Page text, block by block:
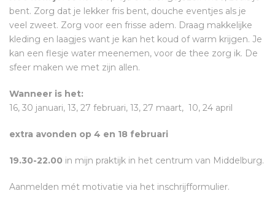
bent. Zorg dat je lekker fris bent, douche eventjes als je
veel zweet. Zorg voor een frisse adem. Draag makkelijke
kleding en laagjes want je kan het koud of warm krijgen. Je
kan een flesje water meenemen, voor de thee zorg ik. De
sfeer maken we met zijn allen.
Wanneer is het:
16, 30 januari, 13, 27 februari, 13, 27 maart, 10, 24 april
extra avonden op 4 en 18 februari
19.30-22.00 in mijn praktijk in het centrum van Middelburg.
Aanmelden mét motivatie via het inschrijfformulier.